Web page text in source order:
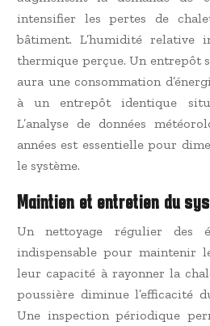
intensifier les pertes de
bâtiment. L’humidité relative
thermique perçue. Un entrepôt
aura une consommation
à un entrepôt identique
L’analyse de données
années est essentielle pour
le système.
Maintien et entretien du
Un nettoyage régulier des
indispensable pour maintenir
leur capacité à rayonner la
poussière diminue l’efficacité
Une inspection périodique